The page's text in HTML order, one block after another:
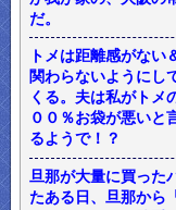
だ。
トメは距離感がない
関わらないようにし
くる。夫は私がトメ
００％お袋が悪いと
るようで！？
旦那が大量に買った
たある日、旦那から